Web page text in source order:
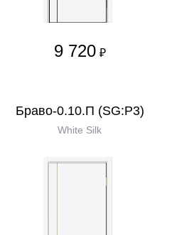
9 720 ₽
Браво-0.10.П (SG:P3)
White Silk